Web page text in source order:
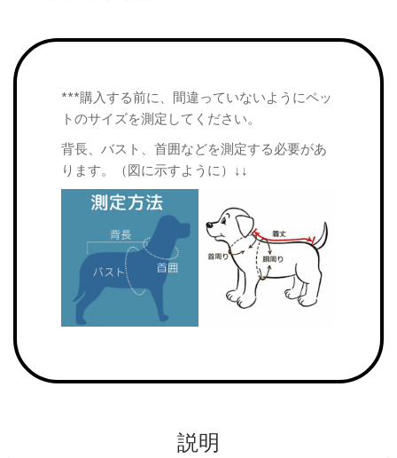
***購入する前に、間違っていないようにペッ
トのサイズを測定してください。
背長、バスト、首囲などを測定する必要があ
ります。（図に示すように）↓↓
説明